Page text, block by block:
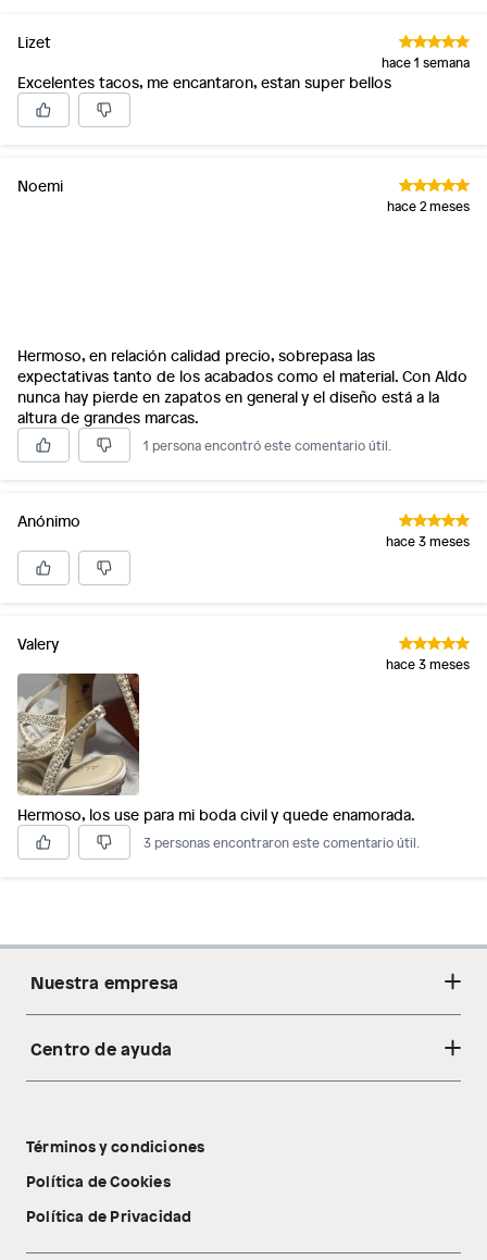
Lizet
hace 1 semana
Excelentes tacos, me encantaron, estan super bellos
Noemi
hace 2 meses
Hermoso, en relación calidad precio, sobrepasa las
expectativas tanto de los acabados como el material. Con Aldo
nunca hay pierde en zapatos en general y el diseño está a la
altura de grandes marcas.
1 persona encontró este comentario útil.
Anónimo
hace 3 meses
Valery
hace 3 meses
Hermoso, los use para mi boda civil y quede enamorada.
3 personas encontraron este comentario útil.
Nuestra empresa
Acerca de nosotros
Tecnología Pillow Walk
Centro de ayuda
Libro de reclamaciones
Términos y condiciones
Política de Cookies
Política de Privacidad